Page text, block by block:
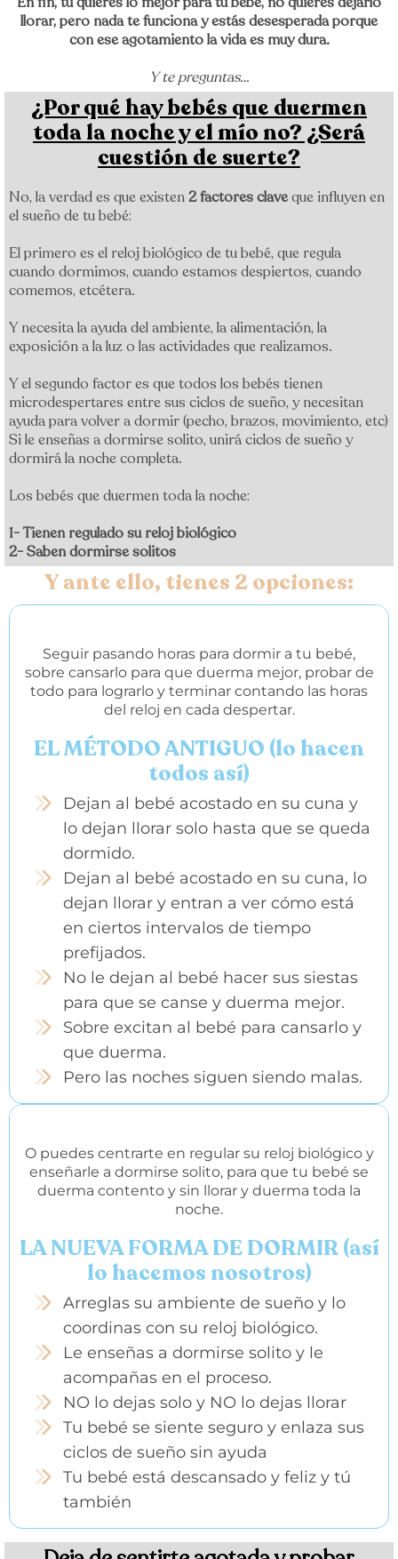
llorar, pero nada te funciona y estás desesperada porque
con ese agotamiento la vida es muy dura.
Y te preguntas…
¿Por qué hay bebés que duermen
toda la noche y el mío no? ¿Será
cuestión de suerte?
No, la verdad es que existen2 factores claveque influyen en
el sueño de tu bebé:
El primero es el reloj biológico de tu bebé, que regula
cuando dormimos, cuando estamos despiertos, cuando
comemos, etcétera.
Y necesita la ayuda del ambiente, la alimentación, la
exposición a la luz o las actividades que realizamos.
Y el segundo factor es que todos los bebés tienen
microdespertares entre sus ciclos de sueño, y necesitan
ayuda para volver a dormir (pecho, brazos, movimiento, etc)
Si le enseñas a dormirse solito, unirá ciclos de sueño y
dormirá la noche completa.
Los bebés que duermen toda la noche:
1- Tienen regulado su reloj biológico
2- Saben dormirse solitos
Y ante ello, tienes 2 opciones:
Seguir pasando horas para dormir a tu bebé,
sobre cansarlo para que duerma mejor, probar de
todo para lograrlo y terminar contando las horas
del reloj en cada despertar.
EL MÉTODO ANTIGUO (lo hacen
todos así)
Dejan al bebé acostado en su cuna y
lo dejan llorar solo hasta que se queda
dormido.
Dejan al bebé acostado en su cuna, lo
dejan llorar y entran a ver cómo está
en ciertos intervalos de tiempo
prefijados.
No le dejan al bebé hacer sus siestas
para que se canse y duerma mejor.
Sobre excitan al bebé para cansarlo y
que duerma.
Pero las noches siguen siendo malas.
O puedes centrarte en regular su reloj biológico y
enseñarle a dormirse solito, para que tu bebé se
duerma contento y sin llorar y duerma toda la
noche.
LA NUEVA FORMA DE DORMIR (así
lo hacemos nosotros)
Arreglas su ambiente de sueño y lo
coordinas con su reloj biológico.
Le enseñas a dormirse solito y le
acompañas en el proceso.
NO lo dejas solo y NO lo dejas llorar
Tu bebé se siente seguro y enlaza sus
ciclos de sueño sin ayuda
Tu bebé está descansado y feliz y tú
también